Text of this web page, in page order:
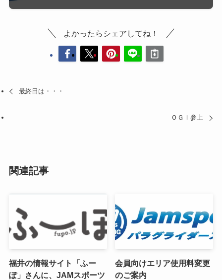
よかったらシェアしてね！
最終日は・・・
ＯＧＩ参上
関連記事
福井の情報サイト「ふー
ぽ」さんに、JAMスポーツ
会員向けエリア使用料変更
のご案内